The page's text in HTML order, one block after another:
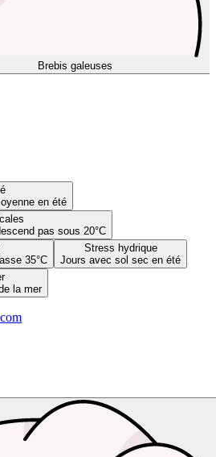
Brebis galeuses
en été
pas sous 20°C
35°C
Stress hydrique
Jours avec sol sec en été
la mer